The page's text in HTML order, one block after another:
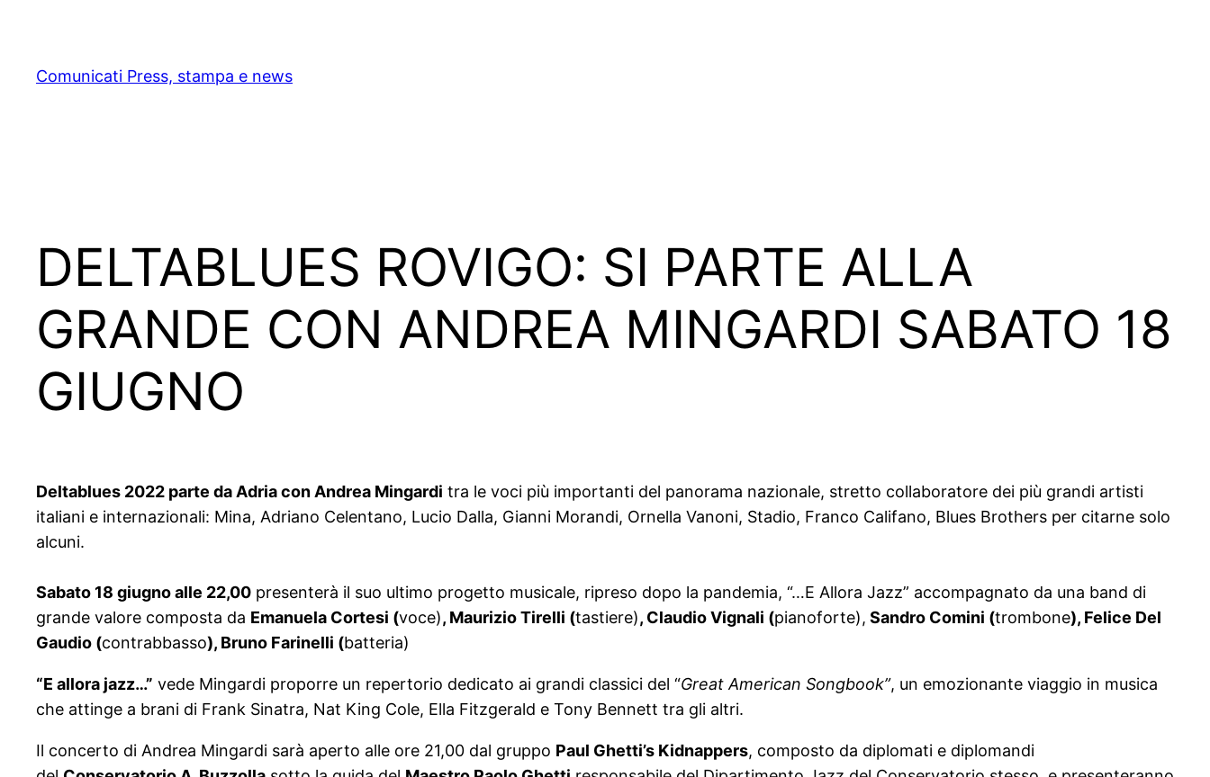
content
Comunicati Press, stampa e news
DELTABLUES ROVIGO: SI PARTE ALLA
GRANDE CON ANDREA MINGARDI SABATO 18
GIUGNO
Deltablues 2022 parte da Adria con Andrea Mingardi tra le voci più importanti del panorama nazionale, stretto collaboratore dei più grandi artisti
italiani e internazionali: Mina, Adriano Celentano, Lucio Dalla, Gianni Morandi, Ornella Vanoni, Stadio, Franco Califano, Blues Brothers per citarne solo
alcuni.
Sabato 18 giugno alle 22,00 presenterà il suo ultimo progetto musicale, ripreso dopo la pandemia, “…E Allora Jazz” accompagnato da una band di
grande valore composta da Emanuela Cortesi (voce), Maurizio Tirelli (tastiere), Claudio Vignali (pianoforte), Sandro Comini (trombone), Felice Del
Gaudio (contrabbasso), Bruno Farinelli (batteria)
“E allora jazz…” vede Mingardi proporre un repertorio dedicato ai grandi classici del “Great American Songbook”, un emozionante viaggio in musica
che attinge a brani di Frank Sinatra, Nat King Cole, Ella Fitzgerald e Tony Bennett tra gli altri.
Il concerto di Andrea Mingardi sarà aperto alle ore 21,00 dal gruppo Paul Ghetti’s Kidnappers, composto da diplomati e diplomandi